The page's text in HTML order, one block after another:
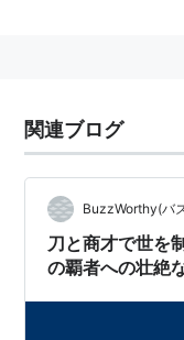
関連ブログ
BuzzWorthy(バ
刀と商才で世を
の覇者への壮絶